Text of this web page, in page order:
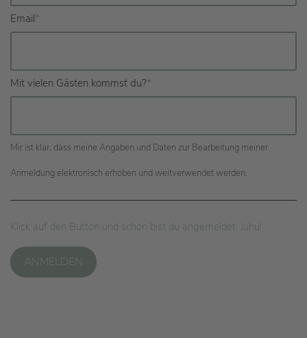
Email*
Mit vielen Gästen kommst du?*
Mir ist klar, dass meine Angaben und Daten zur Bearbeitung meiner
Anmeldung elektronisch erhoben und weitverwendet werden.
Klick auf den Button und schon bist du angemeldet. Juhu!
ANMELDEN